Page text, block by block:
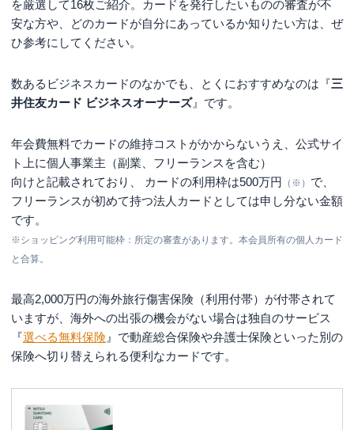
を厳選して16枚ご紹介。カードを発行したいものの審査が不
安な方や、どのカードが自分にあっているか知りたい方は、ぜ
ひ参考にしてください。
数あるビジネスカードのなかでも、とくにおすすめなのは『三
井住友カード ビジネスオーナーズ』です。
年会費無料でカードの維持コストがかからないうえ、公式サイ
ト上に個人事業主（副業、フリーランスを含む）
向けと記載されており、 カードの利用枠は500万円 （※） で、
フリーランスが初めて持つ法人カードとしては申し分ない金額
です。
※ショッピング利用可能枠：所定の審査があります。本会員所有の個人カード
と合算。
最高2,000万円の海外旅行傷害保険（利用付帯）が付帯されて
いますが、海外への出張の機会がない場合は独自のサービス
『選べる無料保険 』で動産総合保険や弁護士保険といった別の
保険へ切り替えられる便利なカードです。